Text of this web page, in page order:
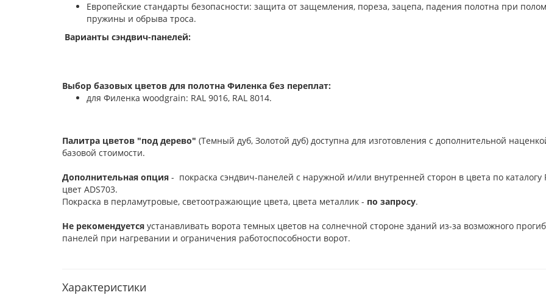
Европейские стандарты безопасности: защита от защемления, пореза, зацепа, падения полотна при
пружины и обрыва троса.
Варианты сэндвич-панелей:
Выбор базовых цветов для полотна Филенка без переплат:
для Филенка woodgrain: RAL 9016, RAL 8014.
Палитра цветов "под дерево" (Темный дуб, Золотой дуб) доступна для изготовления с дополнительной
базовой стоимости.
Дополнительная опция - покраска сэндвич-панелей с наружной и/или внутренней сторон в цвета по каталогу
цвет ADS703.
Покраска в перламутровые, светоотражающие цвета, цвета металлик - по запросу.
Не рекомендуется устанавливать ворота темных цветов на солнечной стороне зданий из-за возможного
панелей при нагревании и ограничения работоспособности ворот.
Характеристики